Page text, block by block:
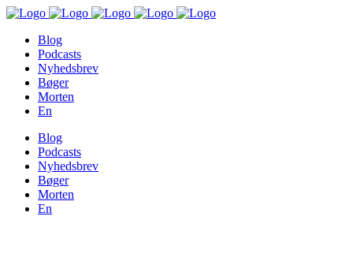
Blog
Podcasts
Nyhedsbrev
Bøger
Morten
En
Blog
Podcasts
Nyhedsbrev
Bøger
Morten
En